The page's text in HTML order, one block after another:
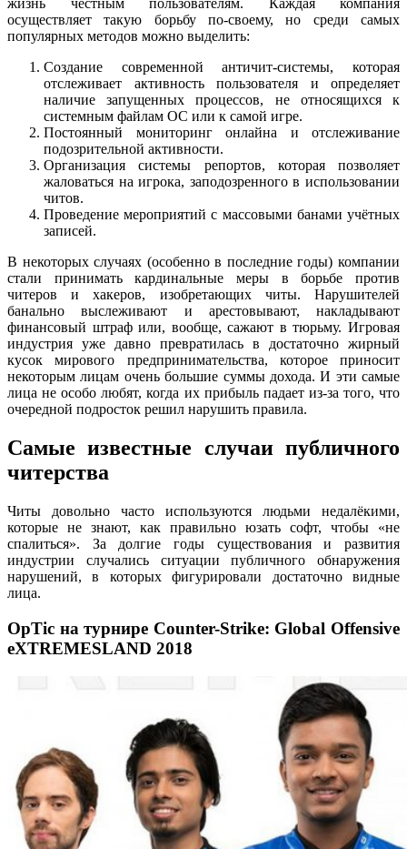
жизнь честным пользователям. Каждая компания
осуществляет такую борьбу по-своему, но среди самых
популярных методов можно выделить:
Создание современной античит-системы, которая
отслеживает активность пользователя и определяет
наличие запущенных процессов, не относящихся к
системным файлам ОС или к самой игре.
Постоянный мониторинг онлайна и отслеживание
подозрительной активности.
Организация системы репортов, которая позволяет
жаловаться на игрока, заподозренного в использовании
читов.
Проведение мероприятий с массовыми банами учётных
записей.
В некоторых случаях (особенно в последние годы) компании
стали принимать кардинальные меры в борьбе против
читеров и хакеров, изобретающих читы. Нарушителей
банально выслеживают и арестовывают, накладывают
финансовый штраф или, вообще, сажают в тюрьму. Игровая
индустрия уже давно превратилась в достаточно жирный
кусок мирового предпринимательства, которое приносит
некоторым лицам очень большие суммы дохода. И эти самые
лица не особо любят, когда их прибыль падает из-за того, что
очередной подросток решил нарушить правила.
Самые известные случаи публичного
читерства
Читы довольно часто используются людьми недалёкими,
которые не знают, как правильно юзать софт, чтобы «не
спалиться». За долгие годы существования и развития
индустрии случались ситуации публичного обнаружения
нарушений, в которых фигурировали достаточно видные
лица.
OpTic на турнире Counter-Strike: Global Offensive
eXTREMESLAND 2018